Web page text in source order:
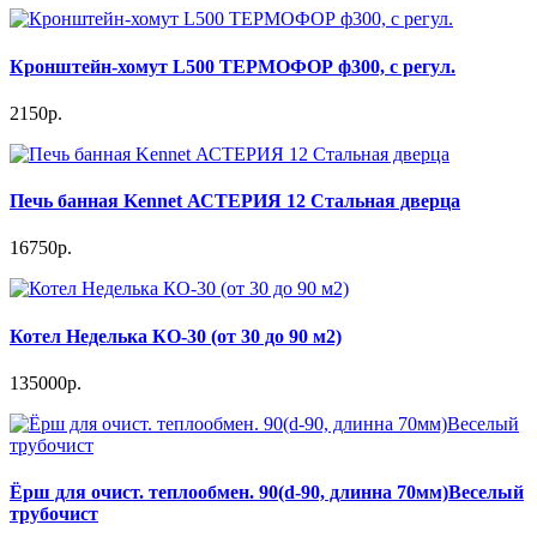
Кронштейн-хомут L500 ТЕРМОФОР ф300, с регул.
2150р.
Печь банная Kennet АСТЕРИЯ 12 Стальная дверца
16750р.
Котел Неделька КО-30 (от 30 до 90 м2)
135000р.
Ёрш для очист. теплообмен. 90(d-90, длинна 70мм)Веселый
трубочист